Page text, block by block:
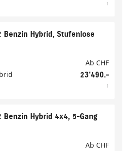
1
Benzin Hybrid, Stufenlose
Ab CHF
23'490.–
1
Benzin Hybrid 4x4, 5-Gang
Ab CHF